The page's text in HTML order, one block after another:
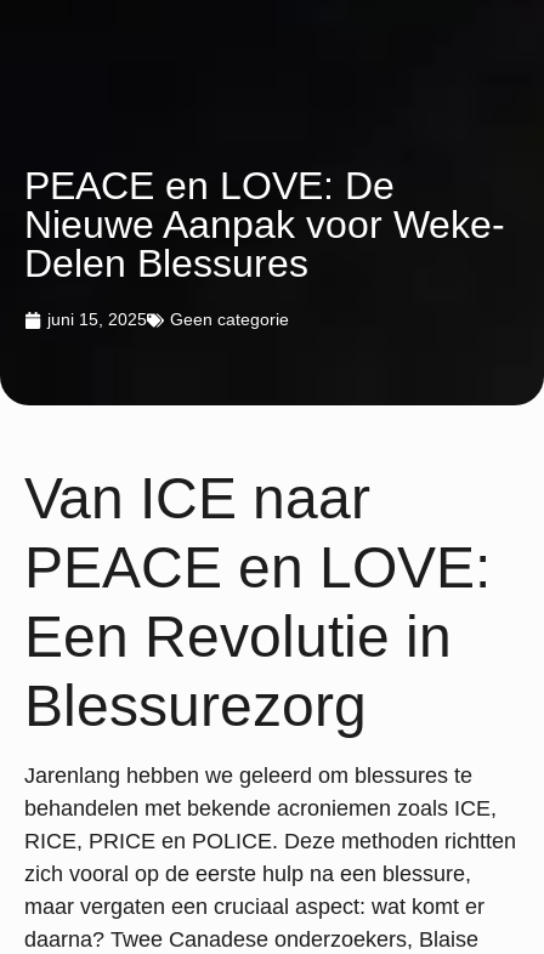
PEACE en LOVE: De
Nieuwe Aanpak voor Weke-
Delen Blessures
juni 15, 2025 Geen categorie
Van ICE naar
PEACE en LOVE:
Een Revolutie in
Blessurezorg
Jarenlang hebben we geleerd om blessures te
behandelen met bekende acroniemen zoals ICE,
RICE, PRICE en POLICE. Deze methoden richtten
zich vooral op de eerste hulp na een blessure,
maar vergaten een cruciaal aspect: wat komt er
daarna? Twee Canadese onderzoekers, Blaise